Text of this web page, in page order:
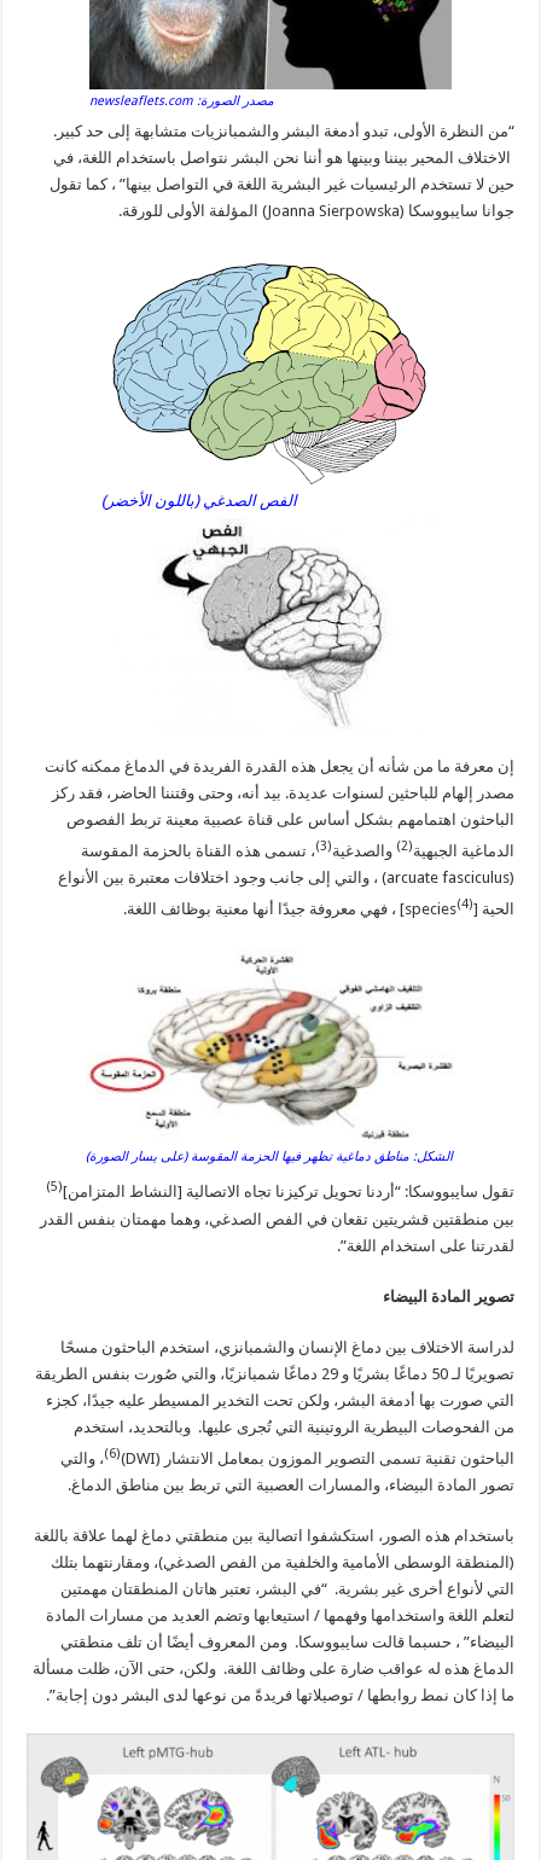
مصدر الصورة: newsleaflets.com
“من النظرة الأولى، تبدو أدمغة البشر والشمبانزيات متشابهة إلى حد كبير.
الاختلاف المحير بيننا وبينها هو أننا نحن البشر نتواصل باستخدام اللغة، في
حين لا تستخدم الرئيسيات غير البشرية اللغة في التواصل بينها” ، كما تقول
جوانا سايبووسكا (Joanna Sierpowska) المؤلفة الأولى للورقة.
الفص الصدغي (باللون الأخضر)
إن معرفة ما من شأنه أن يجعل هذه القدرة الفريدة في الدماغ ممكنه كانت
مصدر إلهام للباحثين لسنوات عديدة. بيد أنه، وحتى وقتننا الحاضر، فقد ركز
الباحثون اهتمامهم بشكل أساس على قناة عصبية معينة تربط الفصوص
الدماغية الجبهية(2) والصدغية(3)
، تسمى هذه القناة بالحزمة المقوسة
(arcuate fasciculus) ، والتي إلى جانب وجود اختلافات معتبرة بين الأنواع
الحية [species(4) ] ، فهي معروفة جيدًا أنها معنية بوظائف اللغة.
الشكل: مناطق دماغية تظهر فيها الحزمة المقوسة (على يسار الصورة)
تقول سايبووسكا: “أردنا تحويل تركيزنا تجاه الاتصالية [النشاط المتزامن](5)
بين منطقتين قشريتين تقعان في الفص الصدغي، وهما مهمتان بنفس القدر
لقدرتنا على استخدام اللغة”.
تصوير المادة البيضاء
لدراسة الاختلاف بين دماغ الإنسان والشمبانزي، استخدم الباحثون مسحًا
تصويريًا لـ 50 دماغًا بشريًا و 29 دماغًا شمبانزيًا، والتي صُورت بنفس الطريقة
التي صورت بها أدمغة البشر، ولكن تحت التخدير المسيطر عليه جيدًا، كجزء
من الفحوصات البيطرية الروتينية التي تُجرى عليها. وبالتحديد، استخدم
الباحثون تقنية تسمى التصوير الموزون بمعامل الانتشار (DWI)
(6)
، والتي
تصور المادة البيضاء، والمسارات العصبية التي تربط بين مناطق الدماغ.
باستخدام هذه الصور، استكشفوا اتصالية بين منطقتي دماغ لهما علاقة باللغة
(المنطقة الوسطى الأمامية والخلفية من الفص الصدغي)، ومقارنتهما بتلك
التي لأنواع أخرى غير بشرية. “في البشر، تعتبر هاتان المنطقتان مهمتين
لتعلم اللغة واستخدامها وفهمها / استيعابها وتضم العديد من مسارات المادة
البيضاء” ، حسبما قالت سايبووسكا. ومن المعروف أيضًا أن تلف منطقتي
الدماغ هذه له عواقب ضارة على وظائف اللغة. ولكن، حتى الآن، ظلت مسألة
ما إذا كان نمط روابطها / توصيلاتها فريدةً من نوعها لدى البشر دون إجابة”.